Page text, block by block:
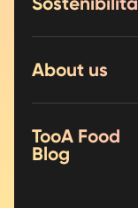
About us
TooA Food
Blog